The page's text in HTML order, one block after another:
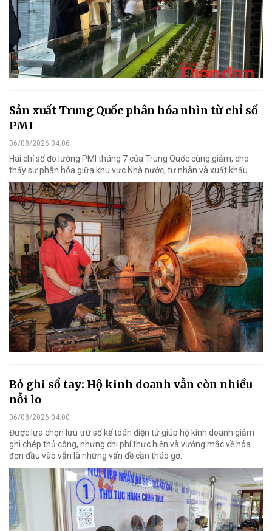
Sản xuất Trung Quốc phân hóa nhìn từ chỉ số
PMI
06/08/2026 04:06
Hai chỉ số đo lường PMI tháng 7 của Trung Quốc cùng giảm, cho
thấy sự phân hóa giữa khu vực Nhà nước, tư nhân và xuất khẩu.
Bỏ ghi sổ tay: Hộ kinh doanh vẫn còn nhiều
nỗi lo
06/08/2026 04:00
Được lựa chọn lưu trữ sổ kế toán điện tử giúp hộ kinh doanh giảm
ghi chép thủ công, nhưng chi phí thực hiện và vướng mắc về hóa
đơn đầu vào vẫn là những vấn đề cần tháo gỡ.